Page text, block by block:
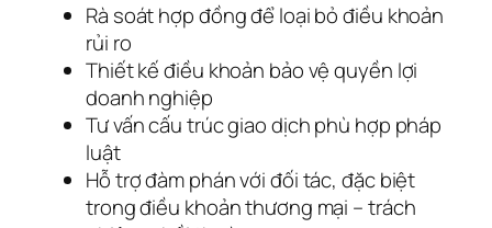
Rà soát hợp đồng để loại bỏ điều khoản
rủi ro
Thiết kế điều khoản bảo vệ quyền lợi
doanh nghiệp
Tư vấn cấu trúc giao dịch phù hợp pháp
luật
Hỗ trợ đàm phán với đối tác, đặc biệt
trong điều khoản thương mại – trách